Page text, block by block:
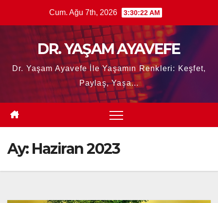
Cum. Ağu 7th, 2026 3:30:23 AM
DR. YAŞAM AYAVEFE
Dr. Yaşam Ayavefe İle Yaşamın Renkleri: Keşfet,
Paylaş, Yaşa...
Ay: Haziran 2023